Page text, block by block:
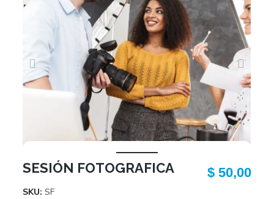
SESIÓN FOTOGRAFICA
SKU SF
$ 50,00